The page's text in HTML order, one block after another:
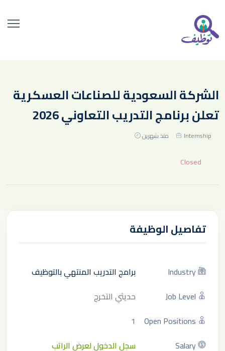
الشركة السعودية للصناعات العسكرية
تعلن برنامج التدريب التعاوني 2026
Internship منذ شهرين
Closed
تفاصيل الوظيفة
Industry
برامج التدريب المنتهي بالتوظيف
Job Level
حديثي التخرج
Open Positions
1
Salary
سجل الدخول لعرض الراتب